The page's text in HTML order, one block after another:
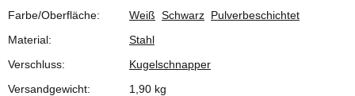
Farbe/Oberfläche:
Weiß Schwarz Pulverbeschichtet
Material:
Stahl
Verschluss:
Kugelschnapper
Versandgewicht:
1,90 kg